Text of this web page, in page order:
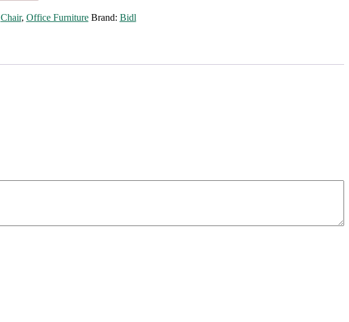
Chair, Office Furniture Brand: Bidl